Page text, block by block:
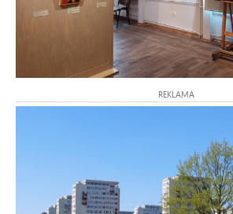
REKLAMA